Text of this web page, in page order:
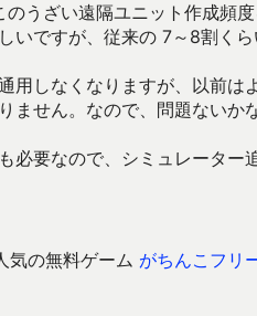
のうざい遠隔ユニット作成頻
いですが、従来の 7～8割くら
用しなくなりますが、以前
ません。なので、問題ないか
必要なので、シミュレーター
気の無料ゲーム がちんこフリ